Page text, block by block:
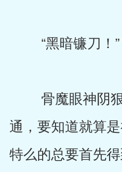
“黑暗镰刀！”
骨魔眼神阴狠
通，要知道就算
特么的总要首先得